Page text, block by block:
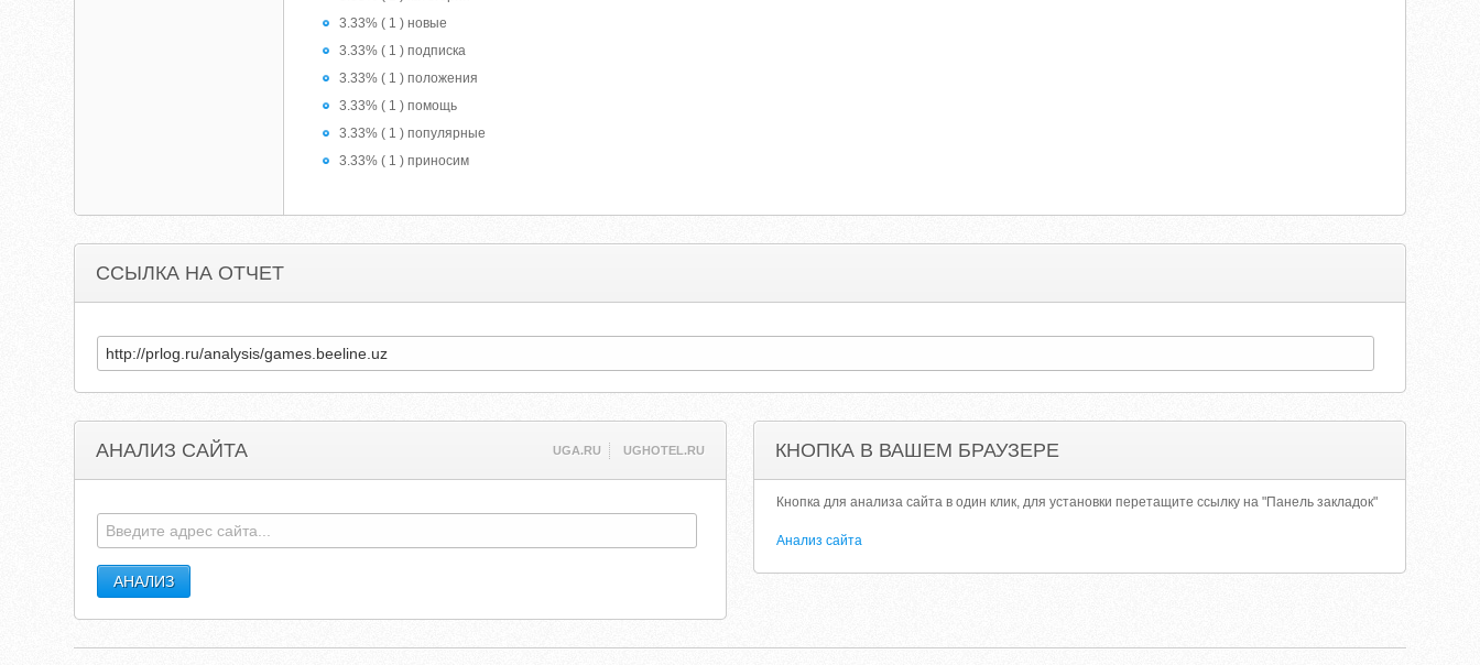
3.33% ( 1 ) новые
3.33% ( 1 ) подписка
3.33% ( 1 ) положения
3.33% ( 1 ) помощь
3.33% ( 1 ) популярные
3.33% ( 1 ) приносим
ССЫЛКА НА ОТЧЕТ
АНАЛИЗ САЙТА UGA.RU UGHOTEL.RU КНОПКА В ВАШЕМ БРАУЗЕРЕ
Кнопка для анализа сайта в один клик, для установки перетащите ссылку на "Панель закладок"
Анализ сайта